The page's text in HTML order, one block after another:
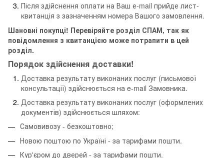
Після здійснення оплати на Ваш е-mail прийде лист-
квитанція з зазначенням номера Вашого замовлення.
Шановні покупці! Перевіряйте розділ СПАМ, так як
повідомлення з квитанцією може потрапити в цей
розділ.
Порядок здійснення доставки!
Доставка результату виконаних послуг (письмової
консультації) здійснюється на e-mail Замовника.
Доставка результату виконаних послуг (оформлених
документів) здійснюється шляхом:
Самовивозу - безкоштовно;
Новою поштою по Україні - за тарифами пошти.
Кур'єром до дверей - за тарифами пошти.